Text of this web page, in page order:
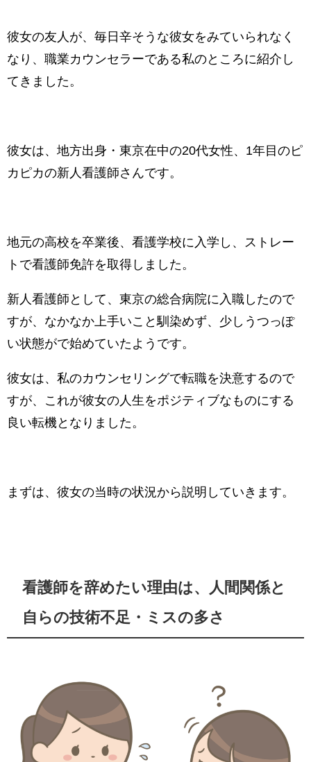
彼女の友人が、毎日辛そうな彼女をみていられなく
なり、職業カウンセラーである私のところに紹介し
てきました。
彼女は、地方出身・東京在中の20代女性、1年目のピ
カピカの新人看護師さんです。
地元の高校を卒業後、看護学校に入学し、ストレー
トで看護師免許を取得しました。
新人看護師として、東京の総合病院に入職したので
すが、なかなか上手いこと馴染めず、少しうつっぽ
い状態がで始めていたようです。
彼女は、私のカウンセリングで転職を決意するので
すが、これが彼女の人生をポジティブなものにする
良い転機となりました。
まずは、彼女の当時の状況から説明していきます。
看護師を辞めたい理由は、人間関係と
自らの技術不足・ミスの多さ